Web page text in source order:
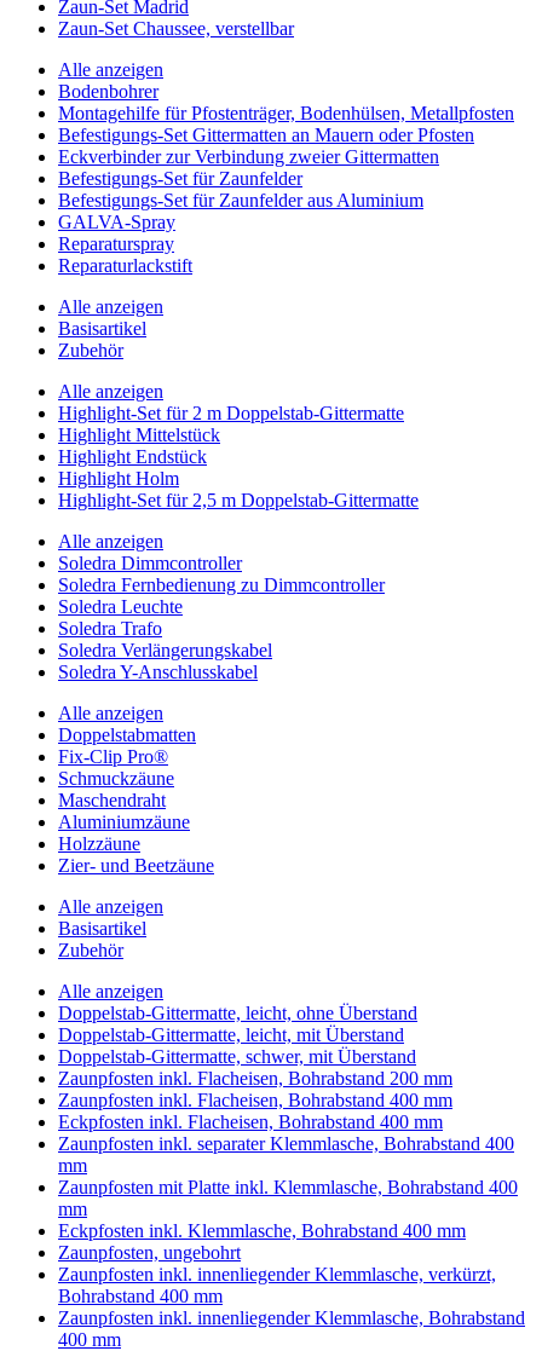
Zaun-Set Madrid
Zaun-Set Chaussee, verstellbar
Alle anzeigen
Bodenbohrer
Montagehilfe für Pfostenträger, Bodenhülsen, Metallpfosten
Befestigungs-Set Gittermatten an Mauern oder Pfosten
Eckverbinder zur Verbindung zweier Gittermatten
Befestigungs-Set für Zaunfelder
Befestigungs-Set für Zaunfelder aus Aluminium
GALVA-Spray
Reparaturspray
Reparaturlackstift
Alle anzeigen
Basisartikel
Zubehör
Alle anzeigen
Highlight-Set für 2 m Doppelstab-Gittermatte
Highlight Mittelstück
Highlight Endstück
Highlight Holm
Highlight-Set für 2,5 m Doppelstab-Gittermatte
Alle anzeigen
Soledra Dimmcontroller
Soledra Fernbedienung zu Dimmcontroller
Soledra Leuchte
Soledra Trafo
Soledra Verlängerungskabel
Soledra Y-Anschlusskabel
Alle anzeigen
Doppelstabmatten
Fix-Clip Pro®
Schmuckzäune
Maschendraht
Aluminiumzäune
Holzzäune
Zier- und Beetzäune
Alle anzeigen
Basisartikel
Zubehör
Alle anzeigen
Doppelstab-Gittermatte, leicht, ohne Überstand
Doppelstab-Gittermatte, leicht, mit Überstand
Doppelstab-Gittermatte, schwer, mit Überstand
Zaunpfosten inkl. Flacheisen, Bohrabstand 200 mm
Zaunpfosten inkl. Flacheisen, Bohrabstand 400 mm
Eckpfosten inkl. Flacheisen, Bohrabstand 400 mm
Zaunpfosten inkl. separater Klemmlasche, Bohrabstand 400
mm
Zaunpfosten mit Platte inkl. Klemmlasche, Bohrabstand 400
mm
Eckpfosten inkl. Klemmlasche, Bohrabstand 400 mm
Zaunpfosten, ungebohrt
Zaunpfosten inkl. innenliegender Klemmlasche, verkürzt,
Bohrabstand 400 mm
Zaunpfosten inkl. innenliegender Klemmlasche, Bohrabstand
400 mm